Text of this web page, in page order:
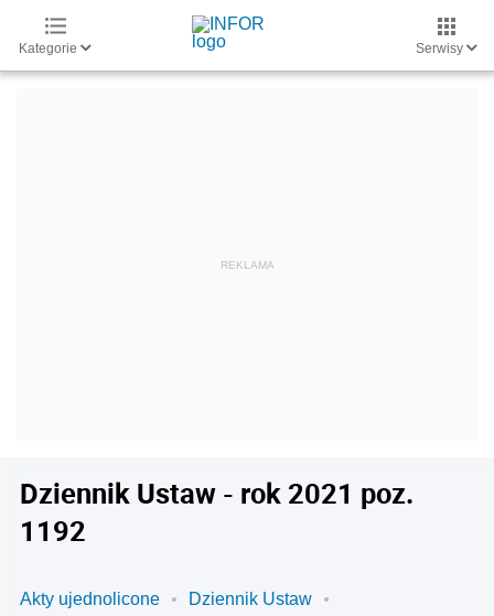
Kategorie Serwisy
Dziennik Ustaw - rok 2021 poz.
1192
Akty ujednolicone
Dziennik Ustaw